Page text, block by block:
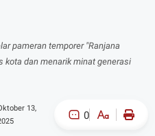
pameran temporer "Ranjana
kota dan menarik minat generasi
13,
0